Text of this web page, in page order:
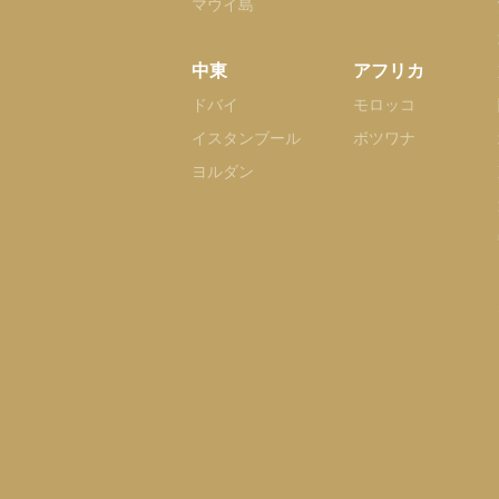
マウイ島
中東
ドバイ
イスタンブール
ヨルダン
アフリカ
モロッコ
ボツワナ